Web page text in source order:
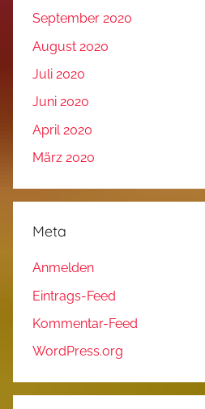
September 2020
August 2020
Juli 2020
Juni 2020
April 2020
März 2020
Meta
Anmelden
Eintrags-Feed
Kommentar-Feed
WordPress.org